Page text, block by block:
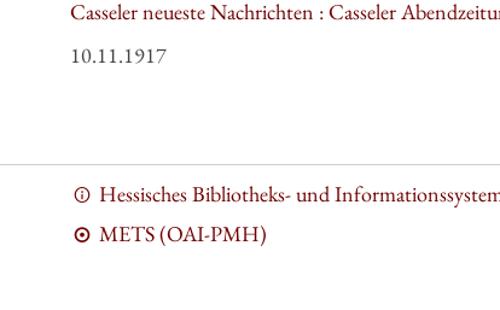
Casseler neueste Nachrichten : Casseler
10.11.1917
Hessisches Bibliotheks- und
METS (OAI-PMH)